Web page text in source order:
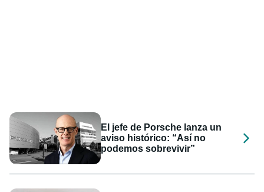
El jefe de Porsche lanza un
aviso histórico: “Así no
podemos sobrevivir”